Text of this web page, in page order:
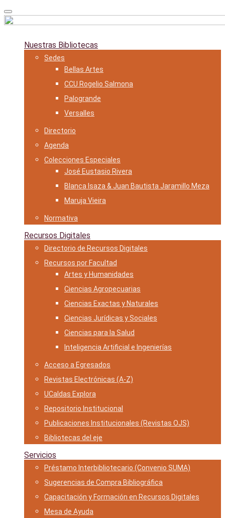
Skip
to
content
Nuestras Bibliotecas
Sedes
Bellas Artes
CCU Rogelio Salmona
Palogrande
Versalles
Directorio
Agenda
Colecciones Especiales
José Eustasio Rivera
Blanca Isaza & Juan Bautista Jaramillo Meza
Maruja Vieira
Normativa
Recursos Digitales
Directorio de Recursos Digitales
Recursos por Facultad
Artes y Humanidades
Ciencias Agropecuarias
Ciencias Exactas y Naturales
Ciencias Jurídicas y Sociales
Ciencias para la Salud
Inteligencia Artificial e Ingenierías
Acceso a Egresados
Revistas Electrónicas (A-Z)
UCaldas Explora
Repositorio Institucional
Publicaciones Institucionales (Revistas OJS)
Bibliotecas del eje
Servicios
Préstamo Interbibliotecario (Convenio SUMA)
Sugerencias de Compra Bibliográfica
Capacitación y Formación en Recursos Digitales
Mesa de Ayuda